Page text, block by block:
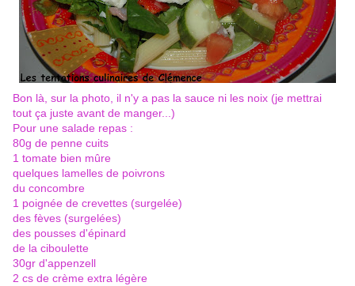
Bon là, sur la photo, il n'y a pas la sauce ni les noix (je mettrai
tout ça juste avant de manger...)
Pour une salade repas :
80g de penne cuits
1 tomate bien mûre
quelques lamelles de poivrons
du concombre
1 poignée de crevettes (surgelée)
des fèves (surgelées)
des pousses d'épinard
de la ciboulette
30gr d'appenzell
2 cs de crème extra légère